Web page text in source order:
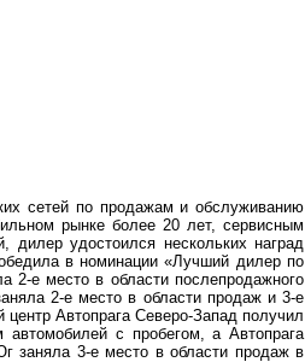
сетей по продажам и обслуживанию
рынке более 20 лет, сервисным
удостоился нескольких наград
в номинации «Лучший дилер по
2-е место в области послепродажного
2-е место в области продаж и 3-е
Автопрага Северо-Запад получил
с пробегом, а Автопрага
заняла 3-е место в области продаж в